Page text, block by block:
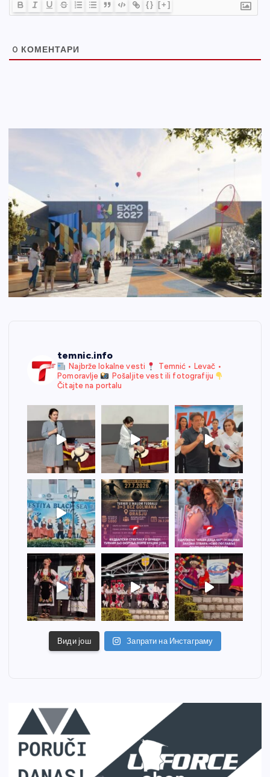
{} [+]
0 КОМЕНТАРИ
temnic.info
Najbrže lokalne vesti
Temnić • Levač •
Pomoravlje
Pošaljite vest ili fotografiju
Čitajte na portalu
Види још Запрати на Инстаграму